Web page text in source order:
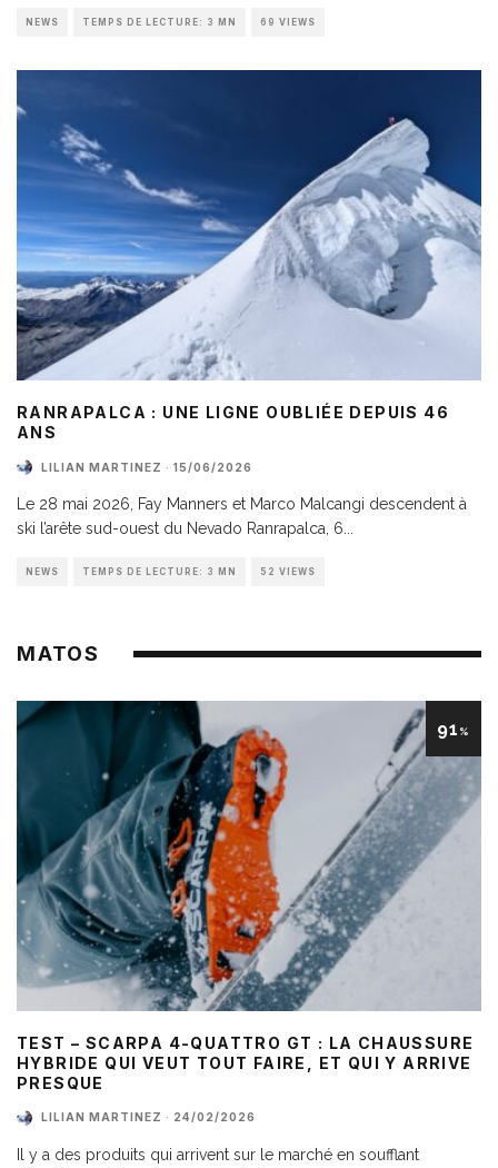
NEWS TEMPS DE LECTURE: 3 MN 69 VIEWS
RANRAPALCA : UNE LIGNE OUBLIÉE DEPUIS 46
ANS
LILIAN MARTINEZ · 15/06/2026
Le 28 mai 2026, Fay Manners et Marco Malcangi descendent à
ski l’arête sud-ouest du Nevado Ranrapalca, 6
NEWS TEMPS DE LECTURE: 3 MN 52 VIEWS
MATOS
91 %
TEST – SCARPA 4-QUATTRO GT : LA CHAUSSURE
HYBRIDE QUI VEUT TOUT FAIRE, ET QUI Y ARRIVE
PRESQUE
LILIAN MARTINEZ · 24/02/2026
Il y a des produits qui arrivent sur le marché en soufflant